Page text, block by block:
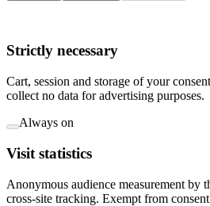
Strictly necessary
Cart, session and storage of your
collect no data for advertising purposes.
Always on
Visit statistics
Anonymous audience measurement by
cross-site tracking. Exempt from